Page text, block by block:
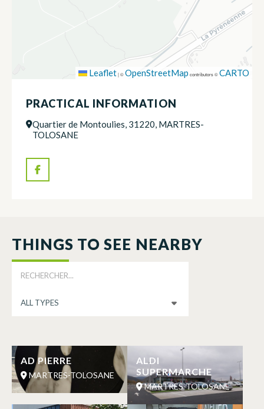
Leaflet|©OpenStreetMap contributors ©CARTO
PRACTICAL INFORMATION
Quartier de Montoulies, 31220, MARTRES-
TOLOSANE
THINGS TO SEE NEARBY
AD PIERRE
MARTRES-TOLOSANE
ALDI
SUPERMARCHE
MARTRES-TOLOSANE